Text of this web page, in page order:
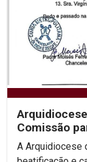
Comissão
de Dom
A Arquidiocese